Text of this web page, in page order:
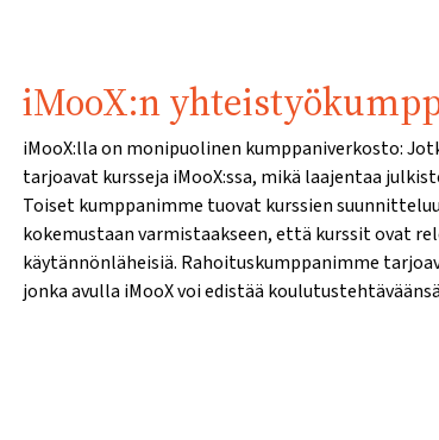
iMooX:n
iMooX:lla on monipuolinen kumppaniverkosto:
tarjoavat kursseja iMooX:ssa, mikä laajentaa
Toiset kumppanimme tuovat kurssien
kokemustaan varmistaakseen, että kurssit ovat
käytännönläheisiä. Rahoituskumppanimme
jonka avulla iMooX voi edistää